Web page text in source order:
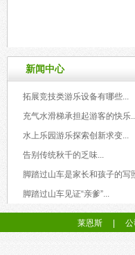
新闻中心
拓展竞技类游乐设备有哪些...
充气水滑梯承担起游客的快乐
水上乐园游乐探索创新求变...
告别传统秋千的乏味...
脚踏过山车是家长和孩子的写
脚踏过山车见证“亲爹”...
莱恩斯 公